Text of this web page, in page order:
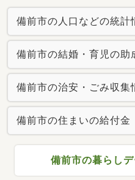
備前市の人口などの統計
備前市の結婚・育児の助
備前市の治安・ごみ収集
備前市の住まいの給付金
備前市の暮らし